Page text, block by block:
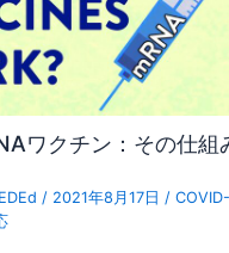
ワクチン：その仕組
/ 2021年8月17日/